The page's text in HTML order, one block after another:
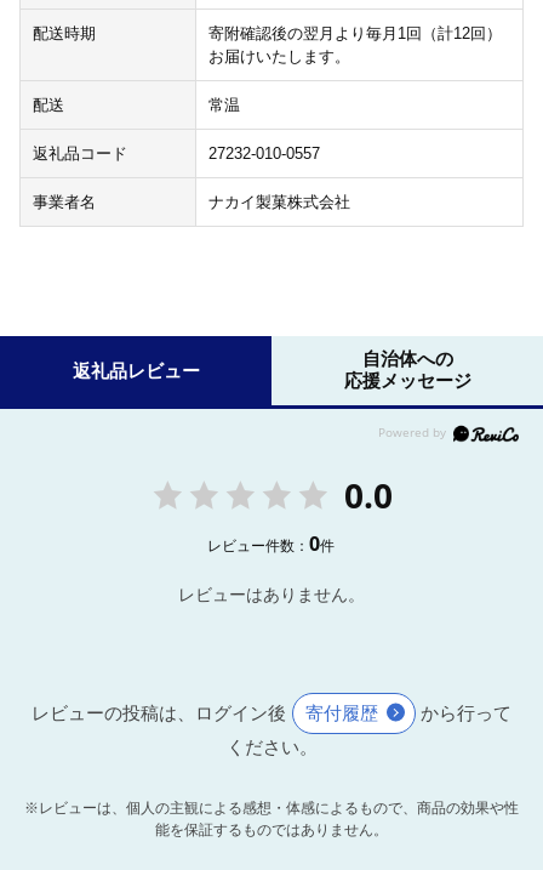
配送時期
寄附確認後の翌月より毎月1回（計12回）
お届けいたします。
配送 常温
返礼品コード 27232-010-0557
事業者名 ナカイ製菓株式会社
返礼品レビュー
自治体への
応援メッセージ
0.0
レビュー件数：0件
レビューはありません。
レビューの投稿は、ログイン後 寄付履歴
から行って
ください。
※レビューは、個人の主観による感想・体感によるもので、商品の効果や性
能を保証するものではありません。